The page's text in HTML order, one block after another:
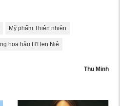
Mỹ phẩm Thiên nhiên
hoa hậu H'Hen Niê
Thu Minh